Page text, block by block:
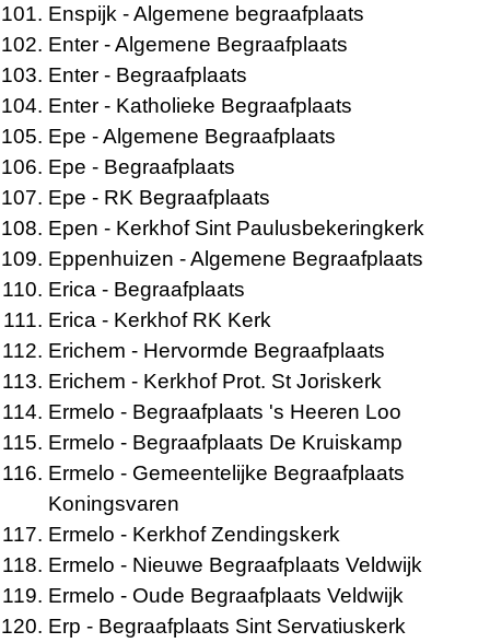
Enspijk - Algemene begraafplaats
Enter - Algemene Begraafplaats
Enter - Begraafplaats
Enter - Katholieke Begraafplaats
Epe - Algemene Begraafplaats
Epe - Begraafplaats
Epe - RK Begraafplaats
Epen - Kerkhof Sint Paulusbekeringkerk
Eppenhuizen - Algemene Begraafplaats
Erica - Begraafplaats
Erica - Kerkhof RK Kerk
Erichem - Hervormde Begraafplaats
Erichem - Kerkhof Prot. St Joriskerk
Ermelo - Begraafplaats 's Heeren Loo
Ermelo - Begraafplaats De Kruiskamp
Ermelo - Gemeentelijke Begraafplaats
Koningsvaren
Ermelo - Kerkhof Zendingskerk
Ermelo - Nieuwe Begraafplaats Veldwijk
Ermelo - Oude Begraafplaats Veldwijk
Erp - Begraafplaats Sint Servatiuskerk